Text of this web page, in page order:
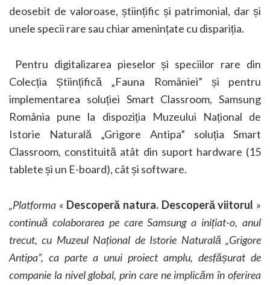
deosebit de valoroase, științific și patrimonial, dar și
unele specii rare sau chiar amenințate cu dispariția.
Pentru digitalizarea pieselor și speciilor rare din
Colecția Științifică „Fauna României” și pentru
implementarea soluției Smart Classroom, Samsung
România pune la dispoziția Muzeului Național de
Istorie Naturală „Grigore Antipa” soluția Smart
Classroom, constituită atât din suport hardware (15
tablete și un E-board), cât și software.
„Platforma « Descoperă natura. Descoperă viitorul »
continuă colaborarea pe care Samsung a inițiat-o, anul
trecut, cu Muzeul Național de Istorie Naturală „Grigore
Antipa”, ca parte a unui proiect amplu, desfășurat de
companie la nivel global, prin care ne implicăm în oferirea